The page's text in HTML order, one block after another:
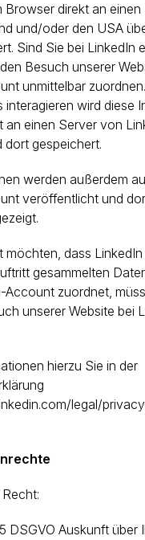
Browser direkt an
und/oder den USA
Sind Sie bei LinkedIn
Besuch unserer
unmittelbar
interagieren wird diese
an einen Server von
dort gespeichert.
werden außerdem
veröffentlicht und
möchten, dass
gesammelten
Account zuordnet,
unserer Website bei
hierzu Sie in der
legal/
DSGVO Auskunft über